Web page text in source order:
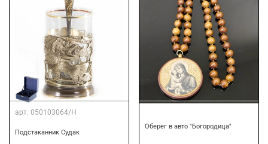
арт. 050103064/Н
Подстаканник Судак
Оберег в авто "Богородица"